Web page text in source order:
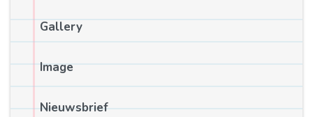
Gallery
Image
Nieuwsbrief